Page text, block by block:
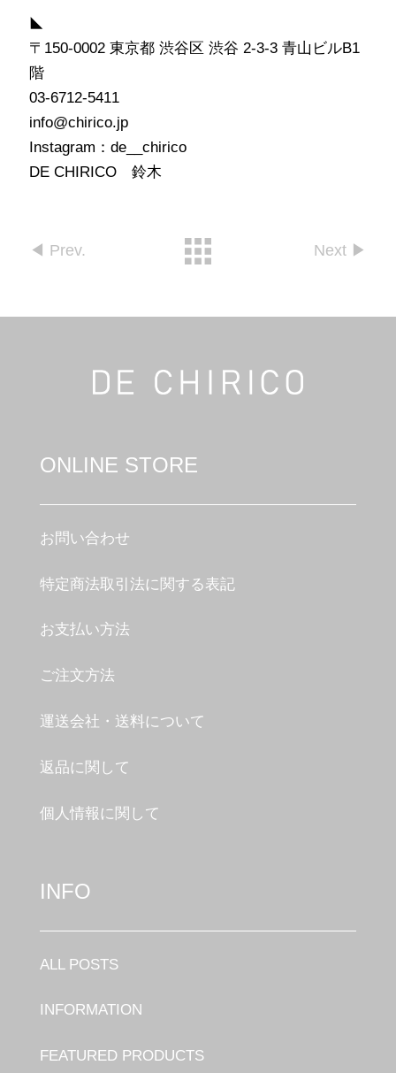
◣
〒150-0002 東京都 渋谷区 渋谷 2-3-3 青山ビルB1
階
03-6712-5411
info@chirico.jp
Instagram：de__chirico
DE CHIRICO 鈴木
◀︎ Prev. Next ▶︎︎
ONLINE STORE
お問い合わせ
特定商法取引法に関する表記
お支払い方法
ご注文方法
運送会社・送料について
返品に関して
個人情報に関して
INFO
ALL POSTS
INFORMATION
FEATURED PRODUCTS